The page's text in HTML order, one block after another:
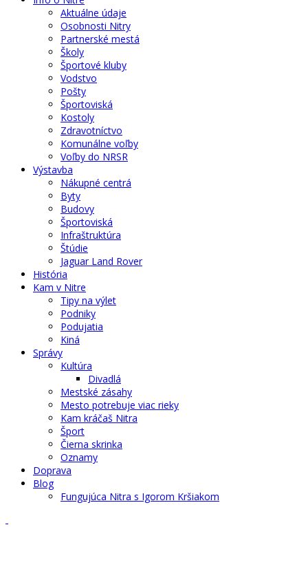
Aktuálne údaje
Osobnosti Nitry
Partnerské mestá
Školy
Športové kluby
Vodstvo
Pošty
Športoviská
Kostoly
Zdravotníctvo
Komunálne voľby
Voľby do NRSR
Výstavba
Nákupné centrá
Byty
Budovy
Športoviská
Infraštruktúra
Štúdie
Jaguar Land Rover
História
Kam v Nitre
Tipy na výlet
Podniky
Podujatia
Kiná
Správy
Kultúra
Divadlá
Mestské zásahy
Mesto potrebuje viac rieky
Kam kráčaš Nitra
Šport
Čierna skrinka
Oznamy
Doprava
Blog
Fungujúca Nitra s Igorom Kršiakom